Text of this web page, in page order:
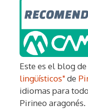
Este es el blog de
lingüísticos"de
idiomas para
Pirineo aragonés.